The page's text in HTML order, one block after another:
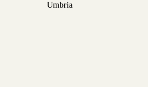
Umbria